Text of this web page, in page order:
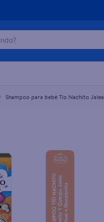
Shampoo para bebé Tío Nachito
400 ml
BUSCADOS